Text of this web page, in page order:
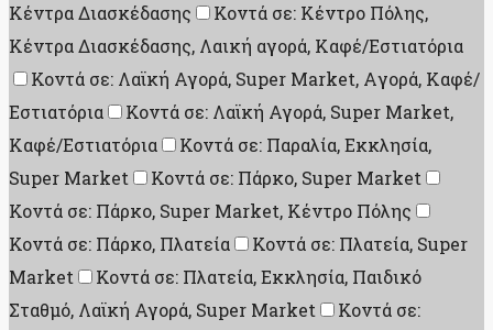
Κέντρα Διασκέδασης
Κοντά σε: Κέντρο Πόλης,
Κέντρα Διασκέδασης, Λαική αγορά, Καφέ/Εστιατόρια
Κοντά σε: Λαϊκή Αγορά, Super Market, Aγορά, Καφέ/
Εστιατόρια
Κοντά σε: Λαϊκή Αγορά, Super Market,
Καφέ/Εστιατόρια
Κοντά σε: Παραλία, Εκκλησία,
Super Market
Κοντά σε: Πάρκο, Super Market
Κοντά σε: Πάρκο, Super Market, Κέντρο Πόλης
Κοντά σε: Πάρκο, Πλατεία
Κοντά σε: Πλατεία, Super
Market
Κοντά σε: Πλατεία, Εκκλησία, Παιδικό
Σταθμό, Λαϊκή Αγορά, Super Market
Κοντά σε: